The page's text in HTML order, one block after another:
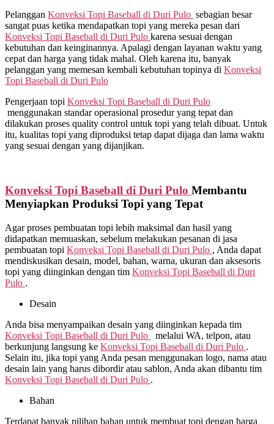
Pelanggan Konveksi Topi Baseball di Duri Pulo sebagian besar
sangat puas ketika mendapatkan topi yang mereka pesan dari
Konveksi Topi Baseball di Duri Pulo karena sesuai dengan
kebutuhan dan keinginannya. Apalagi dengan layanan waktu yang
cepat dan harga yang tidak mahal. Oleh karena itu, banyak
pelanggan yang memesan kembali kebutuhan topinya di Konveksi
Topi Baseball di Duri Pulo
Pengerjaan topi Konveksi Topi Baseball di Duri Pulo
menggunakan standar operasional prosedur yang tepat dan
dilakukan proses quality control untuk topi yang telah dibuat. Untuk
itu, kualitas topi yang diproduksi tetap dapat dijaga dan lama waktu
yang sesuai dengan yang dijanjikan.
Konveksi Topi Baseball di Duri Pulo Membantu
Menyiapkan Produksi Topi yang Tepat
Agar proses pembuatan topi lebih maksimal dan hasil yang
didapatkan memuaskan, sebelum melakukan pesanan di jasa
pembuatan topi Konveksi Topi Baseball di Duri Pulo , Anda dapat
mendiskusikan desain, model, bahan, warna, ukuran dan aksesoris
topi yang diinginkan dengan tim Konveksi Topi Baseball di Duri
Pulo .
Desain
Anda bisa menyampaikan desain yang diinginkan kepada tim
Konveksi Topi Baseball di Duri Pulo
melalui WA, telpon, atau
berkunjung langsung ke Konveksi Topi Baseball di Duri Pulo .
Selain itu, jika topi yang Anda pesan menggunakan logo, nama atau
desain lain yang harus dibordir atau sablon, Anda akan dibantu tim
Konveksi Topi Baseball di Duri Pulo .
Bahan
Terdapat banyak pilihan bahan untuk membuat topi dengan harga